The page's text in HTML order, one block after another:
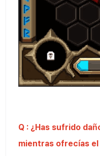
Q : ¿Has sufrido
mientras ofrecías